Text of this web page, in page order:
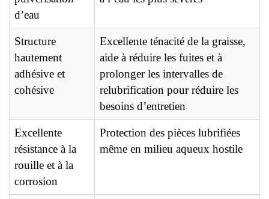
d’eau
Structure
hautement
adhésive et
cohésive
Excellente ténacité de la graisse,
aide à réduire les fuites et à
prolonger les intervalles de
relubrification pour réduire les
besoins d’entretien
Excellente
résistance à la
rouille et à la
corrosion
Protection des pièces lubrifiées
même en milieu aqueux hostile